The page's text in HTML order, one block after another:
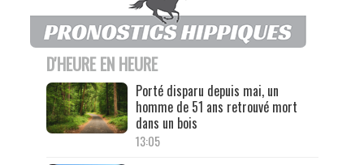
D'HEURE EN HEURE
Porté disparu depuis mai, un
homme de 51 ans retrouvé mort
dans un bois
13:05